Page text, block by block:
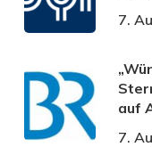
7.
auf
7.